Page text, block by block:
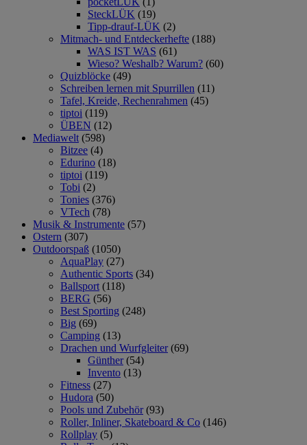
SteckLÜK (19)
Tipp-drauf-LÜK (2)
Mitmach- und Entdeckerhefte (188)
WAS IST WAS (61)
Wieso? Weshalb? Warum? (60)
Quizblöcke (49)
Schreiben lernen mit Spurrillen (11)
Tafel, Kreide, Rechenrahmen (45)
tiptoi (119)
ÜBEN (12)
Mediawelt (598)
Bitzee (4)
Edurino (18)
tiptoi (119)
Tobi (2)
Tonies (376)
VTech (78)
Musik & Instrumente (57)
Ostern (307)
Outdoorspaß (1050)
AquaPlay (27)
Authentic Sports (34)
Ballsport (118)
BERG (56)
Best Sporting (248)
Big (69)
Camping (13)
Drachen und Wurfgleiter (69)
Günther (54)
Invento (13)
Fitness (27)
Hudora (50)
Pools und Zubehör (93)
Roller, Inliner, Skateboard & Co (146)
Rollplay (5)